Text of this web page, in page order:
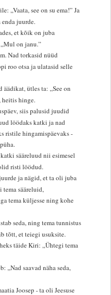
„Vaata, see on su ema!” Ja
juurde.
et kõik on juba
on janu.”
Nad torkasid nüüd
roo otsa ja ulatasid selle
ütles ta: „See on
heitis hinge.
siis palusid juudid
löödaks katki ja nad
ristile hingamispäevaks -
sääreluud nii esimesel
risti löödud.
ja nägid, et ta oli juba
sääreluid,
tema küljesse ning kohe
seda, ning tema tunnistus
tõtt, et teiegi usuksite.
täide Kiri: „Ühtegi tema
„Nad saavad näha seda,
Joosep - ta oli Jeesuse